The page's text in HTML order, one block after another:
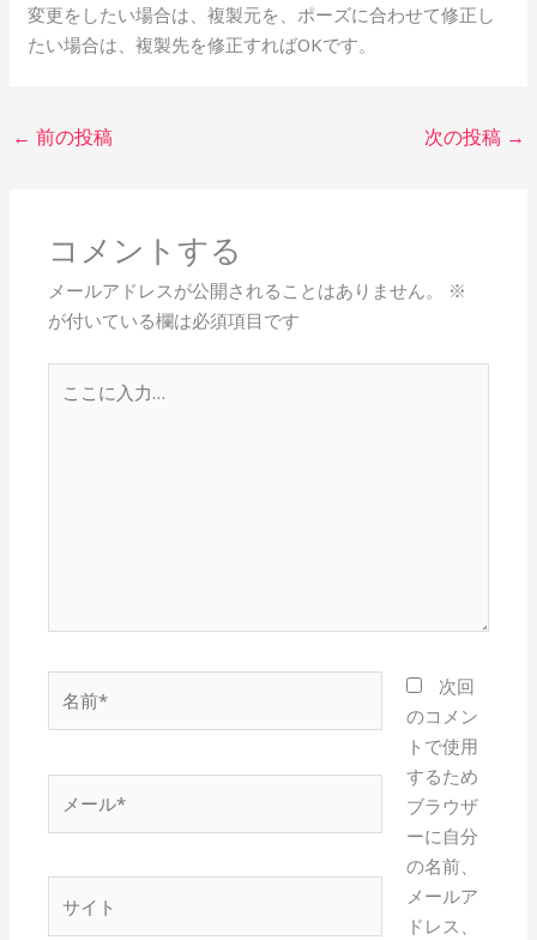
変更をしたい場合は、複製元を、ポーズに合わせて修正し
たい場合は、複製先を修正すればOKです。
← 前の投稿 次の投稿 →
コメントする
メールアドレスが公開されることはありません。
※
が付いている欄は必須項目です
こ
前
ー
*
次回
のコメン
トで使用
するため
ブラウザ
ーに自分
の名前、
メールア
ドレス、